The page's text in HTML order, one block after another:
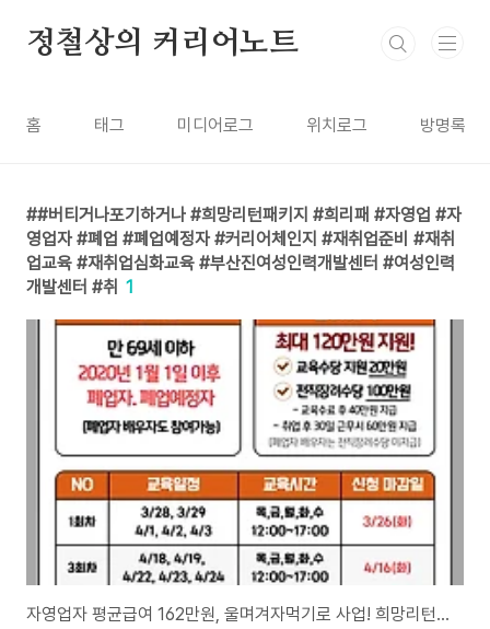
정철상의 커리어노트
홈 태그 미디어로그 위치로그 방명록
#버티거나포기하거나 #희망리턴패키지 #희리패 #자영업 #자
영업자 #폐업 #폐업예정자 #커리어체인지 #재취업준비 #재취
업교육 #재취업심화교육 #부산진여성인력개발센터 #여성인력
개발센터 #취 1
자영업자 평균급여 162만원, 울며겨자먹기로 사업! 희망리턴패키지로 재도약하세요~